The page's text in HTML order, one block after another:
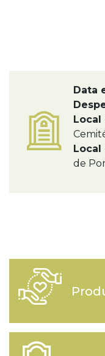
Data
Local
Local
de